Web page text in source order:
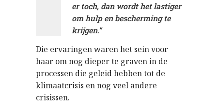
er toch, dan wordt het lastiger
om hulp en bescherming te
krijgen.”
Die ervaringen waren het sein voor
haar om nog dieper te graven in de
processen die geleid hebben tot de
klimaatcrisis en nog veel andere
crisissen.